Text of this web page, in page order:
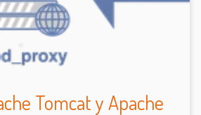
Tomcat y Apache